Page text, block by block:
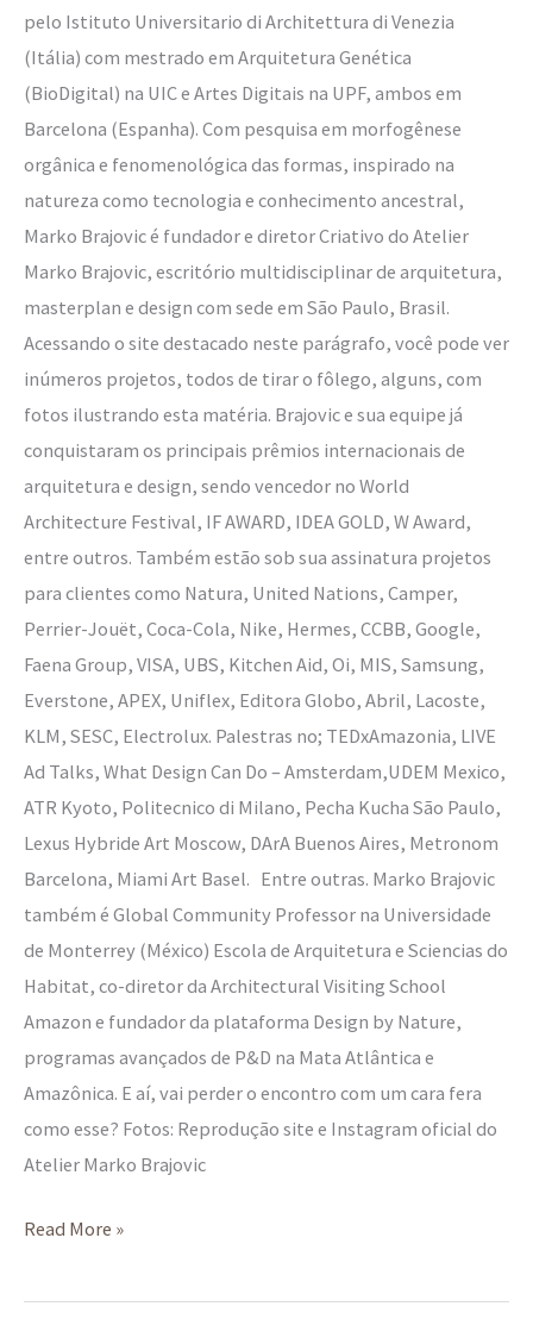
pelo Istituto Universitario di Architettura di Venezia
(Itália) com mestrado em Arquitetura Genética
(BioDigital) na UIC e Artes Digitais na UPF, ambos em
Barcelona (Espanha). Com pesquisa em morfogênese
orgânica e fenomenológica das formas, inspirado na
natureza como tecnologia e conhecimento ancestral,
Marko Brajovic é fundador e diretor Criativo do Atelier
Marko Brajovic, escritório multidisciplinar de arquitetura,
masterplan e design com sede em São Paulo, Brasil.
Acessando o site destacado neste parágrafo, você pode ver
inúmeros projetos, todos de tirar o fôlego, alguns, com
fotos ilustrando esta matéria. Brajovic e sua equipe já
conquistaram os principais prêmios internacionais de
arquitetura e design, sendo vencedor no World
Architecture Festival, IF AWARD, IDEA GOLD, W Award,
entre outros. Também estão sob sua assinatura projetos
para clientes como Natura, United Nations, Camper,
Perrier-Jouët, Coca-Cola, Nike, Hermes, CCBB, Google,
Faena Group, VISA, UBS, Kitchen Aid, Oi, MIS, Samsung,
Everstone, APEX, Uniflex, Editora Globo, Abril, Lacoste,
KLM, SESC, Electrolux. Palestras no; TEDxAmazonia, LIVE
Ad Talks, What Design Can Do – Amsterdam,UDEM Mexico,
ATR Kyoto, Politecnico di Milano, Pecha Kucha São Paulo,
Lexus Hybride Art Moscow, DArA Buenos Aires, Metronom
Barcelona, Miami Art Basel. Entre outras. Marko Brajovic
também é Global Community Professor na Universidade
de Monterrey (México) Escola de Arquitetura e Sciencias do
Habitat, co-diretor da Architectural Visiting School
Amazon e fundador da plataforma Design by Nature,
programas avançados de P&D na Mata Atlântica e
Amazônica. E aí, vai perder o encontro com um cara fera
como esse? Fotos: Reprodução site e Instagram oficial do
Atelier Marko Brajovic
Read More »